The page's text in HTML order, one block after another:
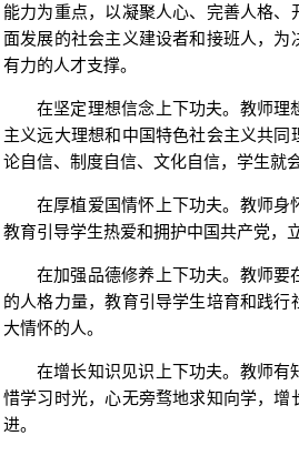
能力为重点，以凝聚人心、完善人格
面发展的社会主义建设者和接班人，
有力的人才支撑。
在坚定理想信念上下功夫。教师
主义远大理想和中国特色社会主义共
论自信、制度自信、文化自信，学生就
在厚植爱国情怀上下功夫。教师
教育引导学生热爱和拥护中国共产党，
在加强品德修养上下功夫。教师
的人格力量，教育引导学生培育和践
大情怀的人。
在增长知识见识上下功夫。教师
惜学习时光，心无旁骛地求知向学，
进。